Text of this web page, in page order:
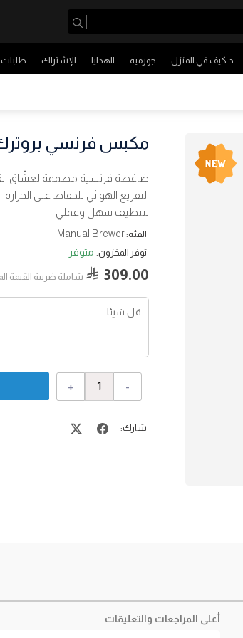
د.كيف في المنزل جورميه الهدايا الإشتراك طلبات
مكبس فرنسي بروترك 24
ضاغطة فرنسية مصممة لعشّاق
التفريغ الهوائي للحفاظ على
لتنظيف سهل وعملي
الفئة:Manual Brewer
توفر المخزون: متوفر
309.00 شاملة ضربية القيمة
-
+
شارك:
أعلى المراجعات والتعليقات